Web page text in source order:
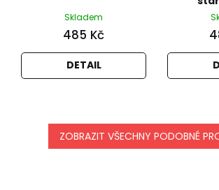
Skladem
485 Kč
DETAIL
ZOBRAZIT VŠECHNY PODOBNÉ